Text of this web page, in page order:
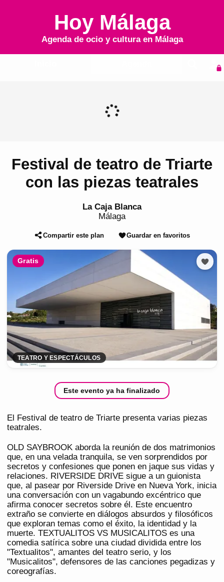
Hoy Málaga
Agenda de ocio y cultura en Málaga
Festival de teatro de Triarte
con las piezas teatrales
La Caja Blanca
Málaga
Compartir este plan Guardar en favoritos
Gratis
TEATRO Y ESPECTÁCULOS
Este evento ya ha finalizado
El Festival de teatro de Triarte presenta varias piezas
teatrales.
OLD SAYBROOK aborda la reunión de dos matrimonios
que, en una velada tranquila, se ven sorprendidos por
secretos y confesiones que ponen en jaque sus vidas y
relaciones. RIVERSIDE DRIVE sigue a un guionista
que, al pasear por Riverside Drive en Nueva York, inicia
una conversación con un vagabundo excéntrico que
afirma conocer secretos sobre él. Este encuentro
extraño se convierte en diálogos absurdos y filosóficos
que exploran temas como el éxito, la identidad y la
muerte. TEXTUALITOS VS MUSICALITOS es una
comedia satírica sobre una ciudad dividida entre los
"Textualitos", amantes del teatro serio, y los
"Musicalitos", defensores de las canciones pegadizas y
coreografías.